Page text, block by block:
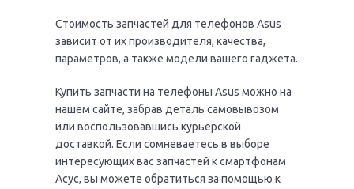
Стоимость запчастей для телефонов Asus
зависит от их производителя, качества,
параметров, а также модели вашего гаджета.
Купить запчасти на телефоны Asus можно на
нашем сайте, забрав деталь самовывозом
или воспользовавшись курьерской
доставкой. Если сомневаетесь в выборе
интересующих вас запчастей к смартфонам
Асус, вы можете обратиться за помощью к